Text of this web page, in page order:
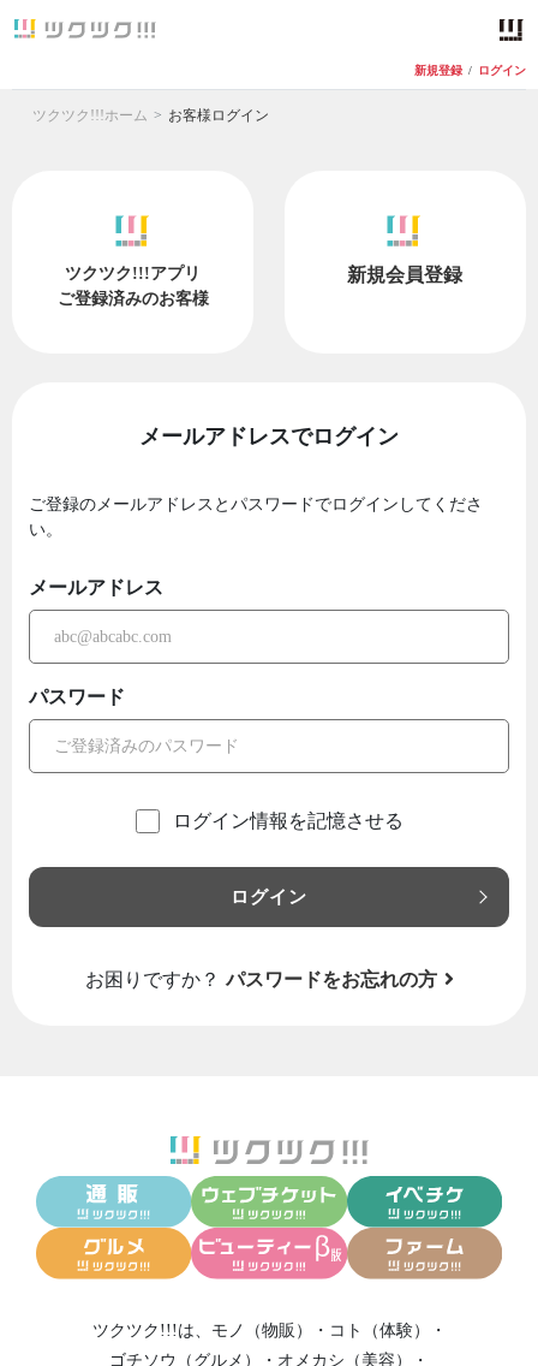
新規登録 / ログイン
ツクツク!!!ホーム お客様ログイン
ツクツク!!!アプリ
ご登録済みのお客様
新規会員登録
メールアドレスでログイン
ご登録のメールアドレスとパスワードでログインしてくださ
い。
メールアドレス
パスワード
ログイン情報を記憶させる
ログイン
お困りですか？ パスワードをお忘れの方
ツクツク!!!は、 モノ（物販） ・ コト（体験）
・
ゴチソウ（グルメ）
・ オメカシ（美容）
・